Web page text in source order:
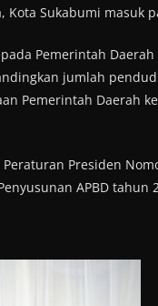
Kota Sukabumi
Pemerintah
jumlah
Pemerintah Daerah
Presiden
APBD tahun